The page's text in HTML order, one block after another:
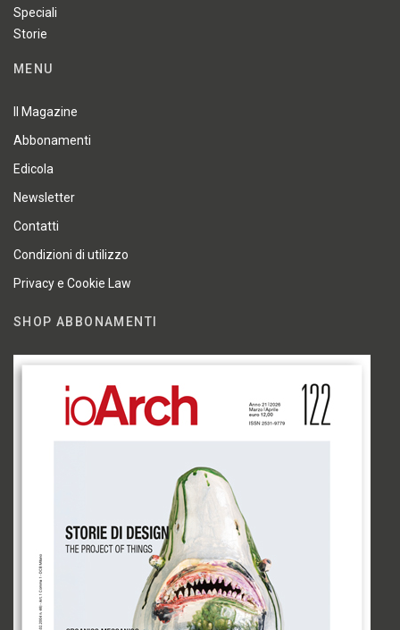
Speciali
Storie
MENU
Il Magazine
Abbonamenti
Edicola
Newsletter
Contatti
Condizioni di utilizzo
Privacy e Cookie Law
SHOP ABBONAMENTI